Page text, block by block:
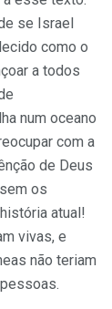
se Israel
como o
a todos
num oceano
com a
de Deus
os
atual!
vivas, e
não teriam